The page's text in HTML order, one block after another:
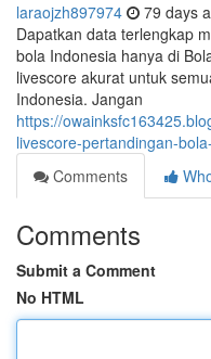
laraojzh897974 79 days
Dapatkan data terlengkap
bola Indonesia hanya di
livescore akurat untuk
Indonesia. Jangan
https://
livescore-pertandingan-
Comments
Comments
Submit a Comment
No HTML